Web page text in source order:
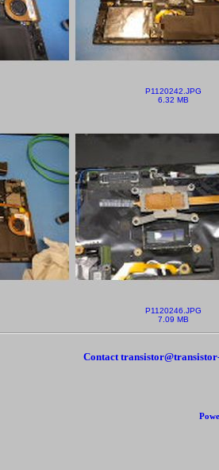
P1120242.JPG
6.32 MB
P1120246.JPG
7.09 MB
Contact